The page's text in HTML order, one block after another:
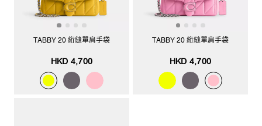
TABBY 20 絎縫單肩手袋
HKD 4,700
TABBY 20 絎縫單肩手袋
HKD 4,700